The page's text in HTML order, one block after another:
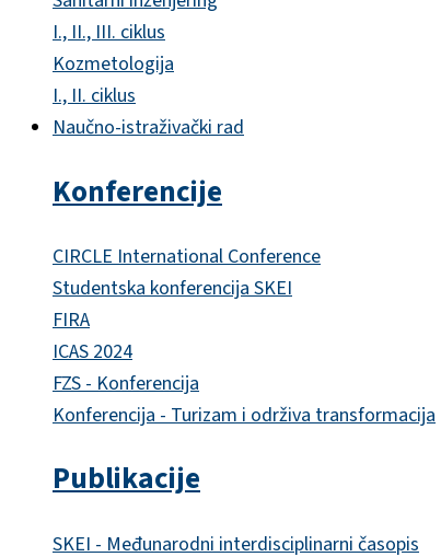
I., II., III. ciklus
Kozmetologija
I., II. ciklus
Naučno-istraživački rad
Konferencije
CIRCLE International Conference
Studentska konferencija SKEI
FIRA
ICAS 2024
FZS - Konferencija
Konferencija - Turizam i održiva transformacija
Publikacije
SKEI - Međunarodni interdisciplinarni časopis